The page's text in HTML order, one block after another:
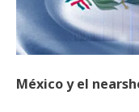
México y el